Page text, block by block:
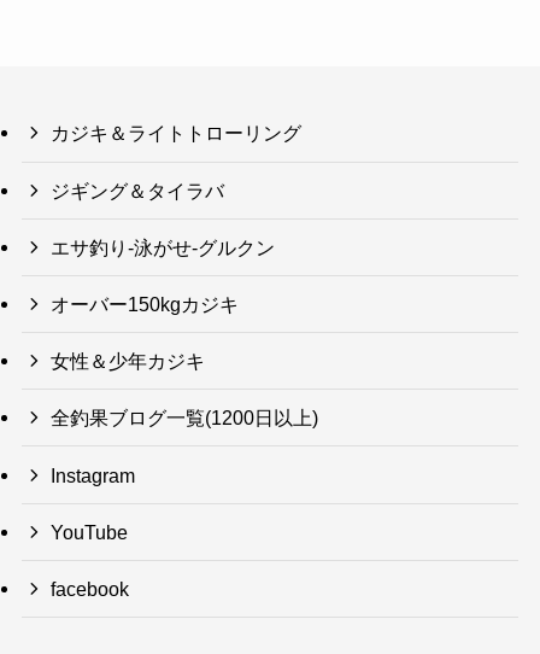
カジキ＆ライトトローリング
ジギング＆タイラバ
エサ釣り-泳がせ-グルクン
オーバー150kgカジキ
女性＆少年カジキ
全釣果ブログ一覧(1200日以上)
Instagram
YouTube
facebook